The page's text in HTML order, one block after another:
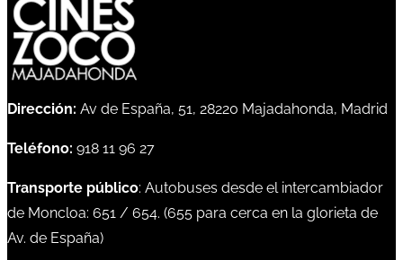
Dirección: Av de España, 51, 28220 Majadahonda, Madrid
Teléfono: 918 11 96 27
Transporte público: Autobuses desde el intercambiador
de Moncloa: 651 / 654. (655 para cerca en la glorieta de
Av. de España)